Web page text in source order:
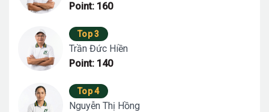
Point: 160
Top 3
Trần Đức Hiền
Point: 140
Top 4
Nguyễn Thị Hồng